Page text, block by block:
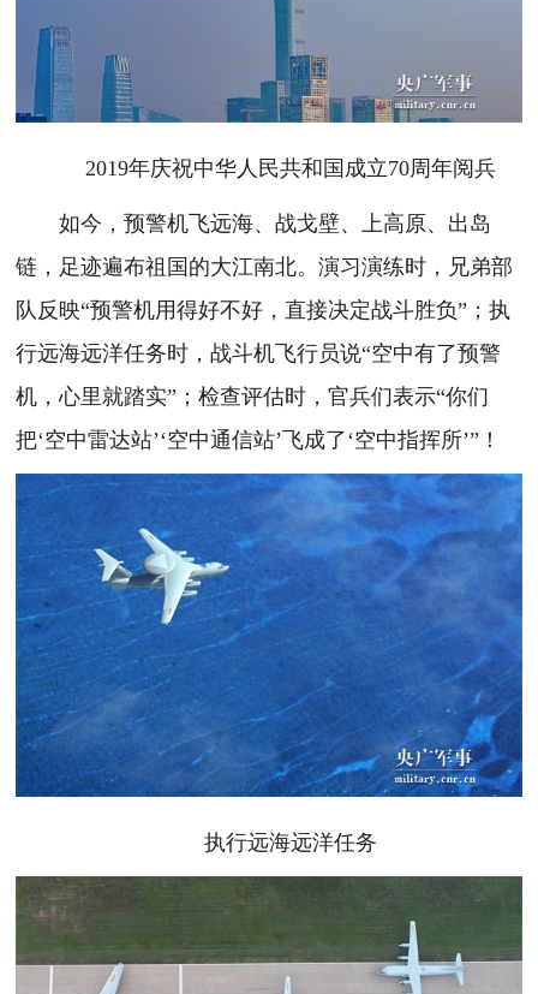
2019年庆祝中华人民共和国成立70周年阅兵
如今，预警机飞远海、战戈壁、上高原、出岛
链，足迹遍布祖国的大江南北。演习演练时，兄弟部
队反映“预警机用得好不好，直接决定战斗胜负”；执
行远海远洋任务时，战斗机飞行员说“空中有了预警
机，心里就踏实”；检查评估时，官兵们表示“你们
把‘空中雷达站’‘空中通信站’飞成了‘空中指挥所’”！
执行远海远洋任务